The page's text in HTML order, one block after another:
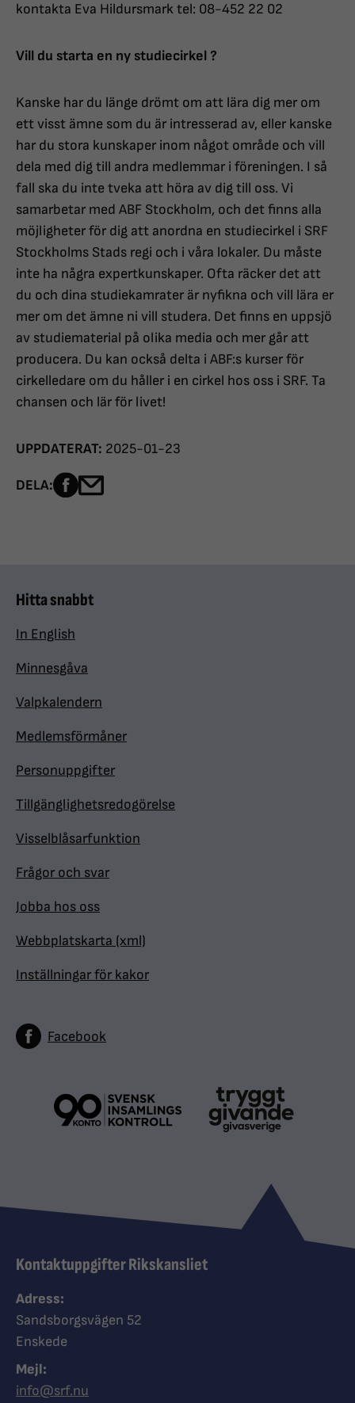
kontakta Eva Hildursmark tel: 08-452 22 02
Vill du starta en ny studiecirkel ?
Kanske har du länge drömt om att lära dig mer om
ett visst ämne som du är intresserad av, eller kanske
har du stora kunskaper inom något område och vill
dela med dig till andra medlemmar i föreningen. I så
fall ska du inte tveka att höra av dig till oss. Vi
samarbetar med ABF Stockholm, och det finns alla
möjligheter för dig att anordna en studiecirkel i SRF
Stockholms Stads regi och i våra lokaler. Du måste
inte ha några expertkunskaper. Ofta räcker det att
du och dina studiekamrater är nyfikna och vill lära er
mer om det ämne ni vill studera. Det finns en uppsjö
av studiematerial på olika media och mer går att
producera. Du kan också delta i ABF:s kurser för
cirkelledare om du håller i en cirkel hos oss i SRF. Ta
chansen och lär för livet!
UPPDATERAT: 2025-01-23
DELA: Dela sidan på Facebook
Hitta snabbt
In English
Minnesgåva
Valpkalendern
Medlemsförmåner
Personuppgifter
Tillgänglighetsredogörelse
Visselblåsarfunktion
Frågor och svar
Jobba hos oss
Webbplatskarta (xml)
Inställningar för kakor
Facebook
Kontaktuppgifter Rikskansliet
Adress:
Sandsborgsvägen 52
Enskede
Mejl:
info@srf.nu